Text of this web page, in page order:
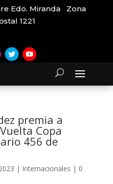
Edo. Miranda Zona
1221
premia a
Copa
456 de
| Internacionales | 0